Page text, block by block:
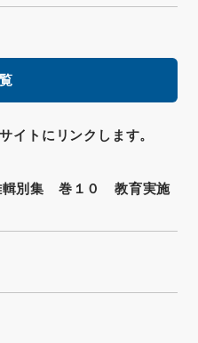
イトにリンクします。
輯別集 巻１０ 教育実施